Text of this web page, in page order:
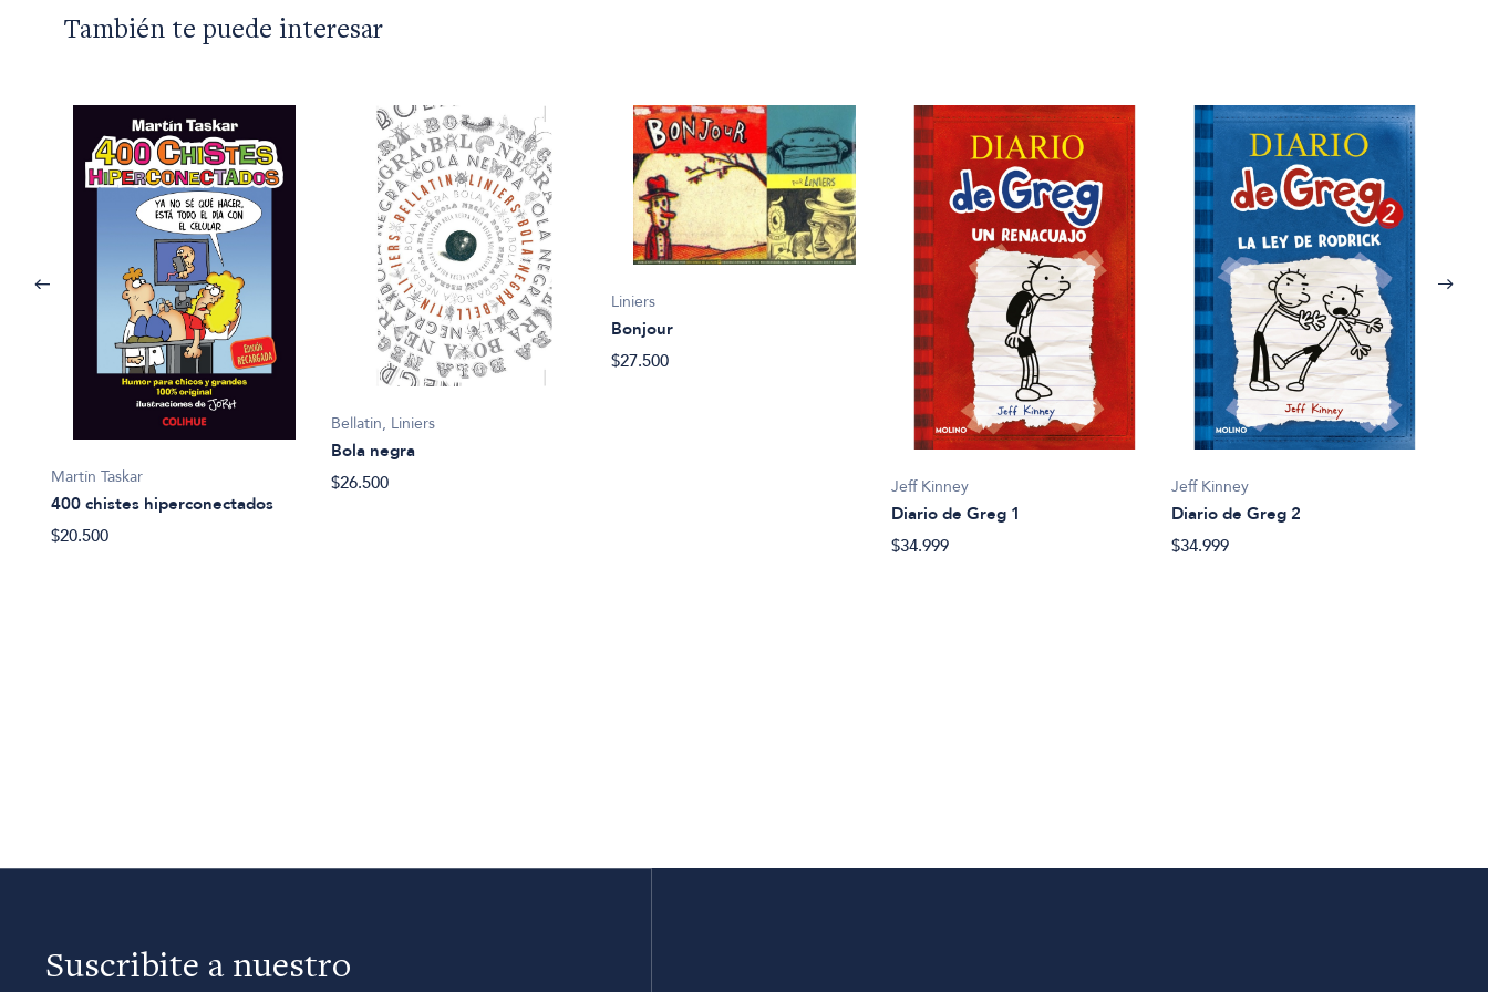
También te puede interesar
Martín Taskar
400 chistes hiperconectados
$20.500
Bellatin, Liniers
Bola negra
$26.500
Liniers
Bonjour
$27.500
Jeff Kinney
Diario de Greg 1
$34.999
Jeff Kinney
Diario de Greg 2
$34.999
Suscribite a nuestro